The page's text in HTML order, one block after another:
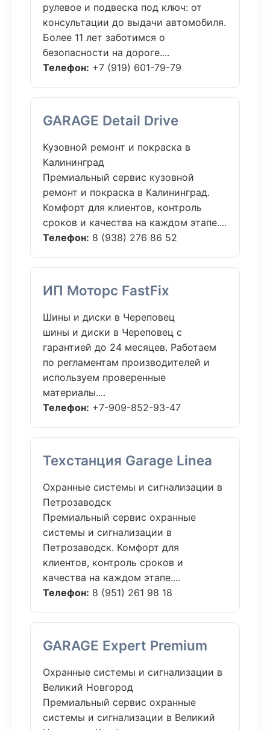
рулевое и подвеска под ключ: от
консультации до выдачи автомобиля.
Более 11 лет заботимся о
безопасности на дороге....
Телефон: +7 (919) 601-79-79
GARAGE Detail Drive
Кузовной ремонт и покраска в
Калининград
Премиальный сервис кузовной
ремонт и покраска в Калининград.
Комфорт для клиентов, контроль
сроков и качества на каждом этапе....
Телефон: 8 (938) 276 86 52
ИП Моторс FastFix
Шины и диски в Череповец
шины и диски в Череповец с
гарантией до 24 месяцев. Работаем
по регламентам производителей и
используем проверенные
материалы....
Телефон: +7-909-852-93-47
Техстанция Garage Linea
Охранные системы и сигнализации в
Петрозаводск
Премиальный сервис охранные
системы и сигнализации в
Петрозаводск. Комфорт для
клиентов, контроль сроков и
качества на каждом этапе....
Телефон: 8 (951) 261 98 18
GARAGE Expert Premium
Охранные системы и сигнализации в
Великий Новгород
Премиальный сервис охранные
системы и сигнализации в Великий